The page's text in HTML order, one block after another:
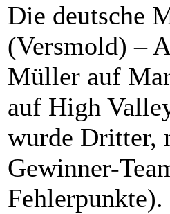
Die deutsche
(Versmold) –
Müller auf
auf High
wurde Dritter,
Gewinner-
Fehlerpunkte).